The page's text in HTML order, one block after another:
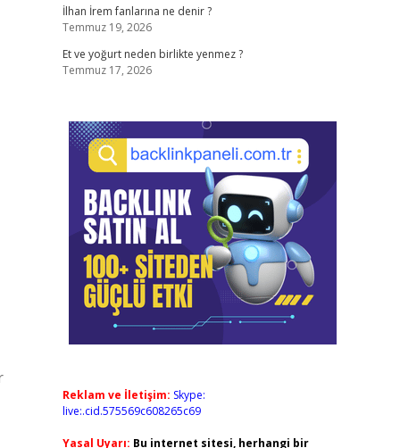
İlhan İrem fanlarına ne denir ?
Temmuz 19, 2026
Et ve yoğurt neden birlikte yenmez ?
Temmuz 17, 2026
Reklam ve İletişim: Skype:
live:.cid.575569c608265c69
Yasal Uyarı: Bu internet sitesi, herhangi bir